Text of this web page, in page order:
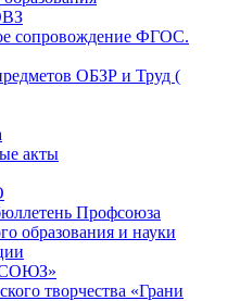
сопровождение ФГОС.
ОБЗР и Труд (
акты
Профсоюза
образования и науки
творчества «Грани